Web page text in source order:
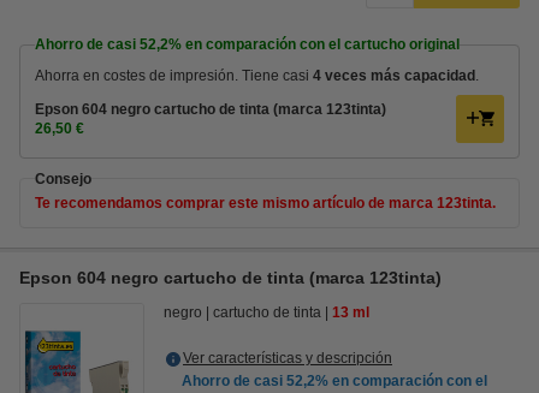
Ahorro de casi 52,2% en comparación con el cartucho original
Ahorra en costes de impresión. Tiene casi 4 veces más capacidad .
Epson 604 negro cartucho de tinta (marca 123tinta)
26,50 €
Consejo
Te recomendamos comprar este mismo artículo de marca 123tinta.
Epson 604 negro cartucho de tinta (marca 123tinta)
negro cartucho de tinta 13 ml
Ver características y descripción
Ahorro de casi 52,2% en comparación con el